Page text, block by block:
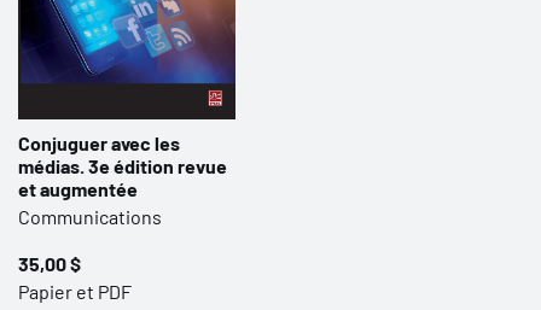
Conjuguer avec les
médias. 3e édition revue
et augmentée
Communications
35,00 $
Papier et PDF